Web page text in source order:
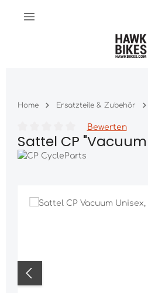
Zum Hauptinhalt springen
Home Ersatzteile & Zubehör
Durchschnittliche Bewertung
Bewerten
Sattel CP